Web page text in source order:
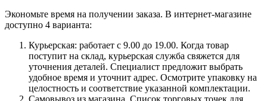
Экономьте время на получении заказа. В интернет-магазине
доступно 4 варианта:
Курьерская: работает с 9.00 до 19.00. Когда товар
поступит на склад, курьерская служба свяжется для
уточнения деталей. Специалист предложит выбрать
удобное время и уточнит адрес. Осмотрите упаковку на
целостность и соответствие указанной комплектации.